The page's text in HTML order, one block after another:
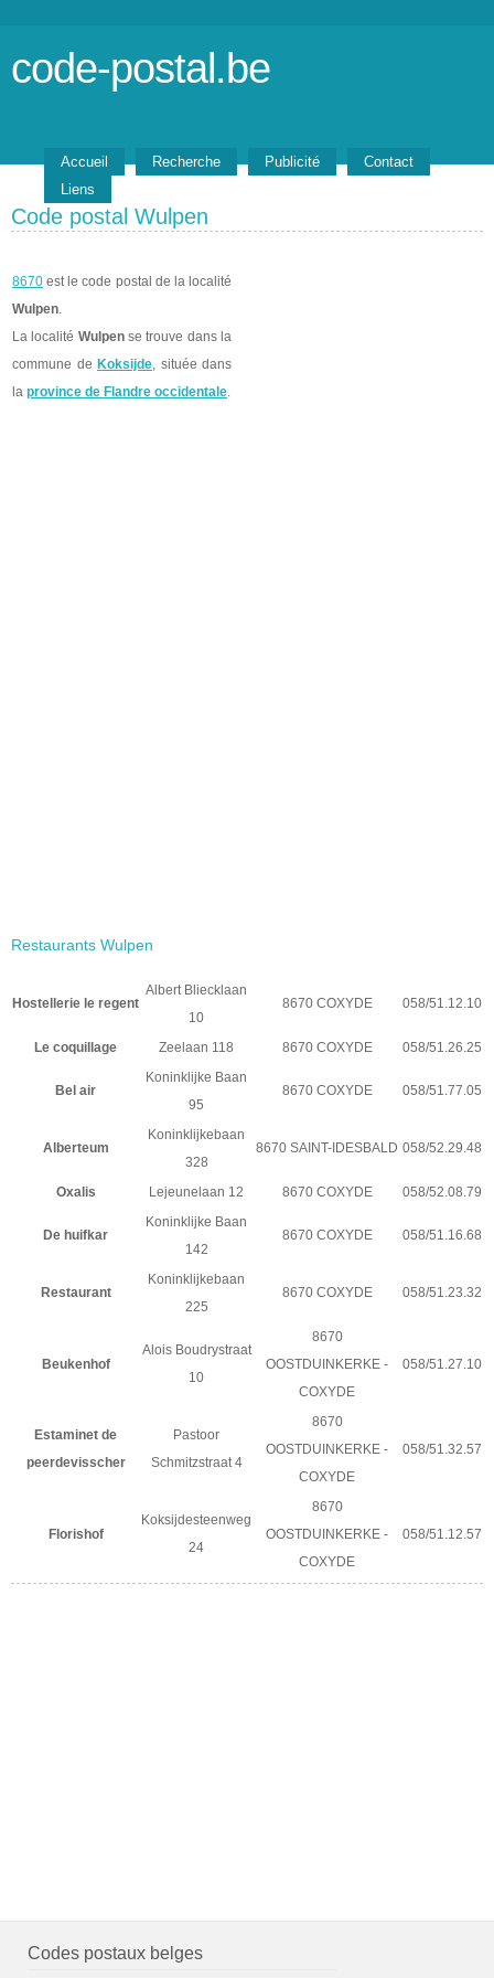
code-postal.be
Accueil Recherche Publicité
Contact
Liens
Code postal Wulpen
8670 est le code postal de la localité
Wulpen.
La localité Wulpense trouve dans la
commune de Koksijde, située dans
la province de Flandre occidentale.
Restaurants Wulpen
Hostellerie le regent
Albert Bliecklaan
10
8670 COXYDE 058/51.12.10
Le coquillage Zeelaan 118 8670 COXYDE 058/51.26.25
Bel air
Koninklijke Baan
95
8670 COXYDE 058/51.77.05
Alberteum
Koninklijkebaan
328
8670 SAINT-IDESBALD 058/52.29.48
Oxalis Lejeunelaan 12 8670 COXYDE 058/52.08.79
De huifkar
Koninklijke Baan
142
8670 COXYDE 058/51.16.68
Restaurant
Koninklijkebaan
225
8670 COXYDE 058/51.23.32
Beukenhof
Alois Boudrystraat
10
8670
OOSTDUINKERKE -
COXYDE
058/51.27.10
Estaminet de
peerdevisscher
Pastoor
Schmitzstraat 4
8670
OOSTDUINKERKE -
COXYDE
058/51.32.57
Florishof
Koksijdesteenweg
24
8670
OOSTDUINKERKE -
COXYDE
058/51.12.57
Codes postaux belges